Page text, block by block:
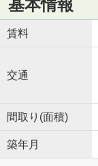
基本情報
賃料
交通
間取り(面積)
築年月